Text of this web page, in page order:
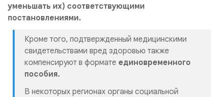
уменьшать их) соответствующими
постановлениями.
Кроме того, подтвержденный медицинскими
свидетельствами вред здоровью также
компенсируют в формате единовременного
пособия.
В некоторых регионах органы социальной